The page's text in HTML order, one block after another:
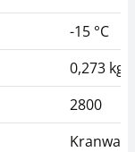
-15 °C
0,273 kg
2800